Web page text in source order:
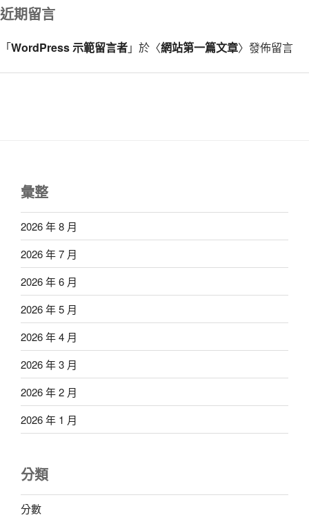
近期留言
「WordPress 示範留言者」於〈網站第一篇文章〉發佈留言
彙整
2026 年 8 月
2026 年 7 月
2026 年 6 月
2026 年 5 月
2026 年 4 月
2026 年 3 月
2026 年 2 月
2026 年 1 月
分類
分數